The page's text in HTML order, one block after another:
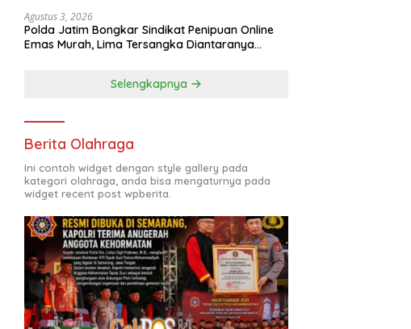
Agustus 3, 2026
Polda Jatim Bongkar Sindikat Penipuan Online
Emas Murah, Lima Tersangka Diantaranya
Selengkapnya
Berita Olahraga
Ini contoh widget dengan style gallery pada
kategori olahraga, anda bisa mengaturnya pada
widget recent post wpberita.